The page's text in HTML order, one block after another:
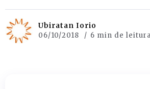
Ubiratan Iorio
06/10/2018 6 min de